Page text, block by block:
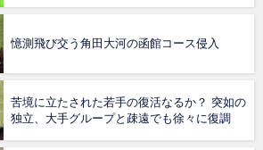
憶測飛び交う角田大河の函館コース侵入
苦境に立たされた若手の復活なるか？ 突如の
独立、大手グループと疎遠でも徐々に復調